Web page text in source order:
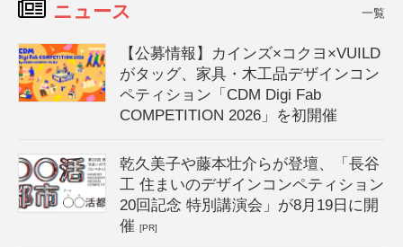
ニュース 一覧
【公募情報】カインズ×コクヨ×VUILD
がタッグ、家具・木工品デザインコン
ペティション「CDM Digi Fab
COMPETITION 2026」を初開催
乾久美子や藤本壮介らが登壇、「長谷
工 住まいのデザインコンペティション
20回記念 特別講演会」が8月19日に開
催[PR]